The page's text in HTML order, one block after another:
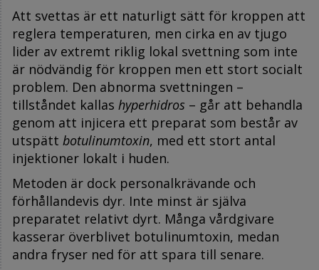
Att svettas är ett naturligt sätt för kroppen att
reglera temperaturen, men cirka en av tjugo
lider av extremt riklig lokal svettning som inte
är nödvändig för kroppen men ett stort socialt
problem. Den abnorma svettningen –
tillståndet kallas hyperhidros – går att behandla
genom att injicera ett preparat som består av
utspätt botulinumtoxin, med ett stort antal
injektioner lokalt i huden.
Metoden är dock personalkrävande och
förhållandevis dyr. Inte minst är själva
preparatet relativt dyrt. Många vårdgivare
kasserar överblivet botulinumtoxin, medan
andra fryser ned för att spara till senare.